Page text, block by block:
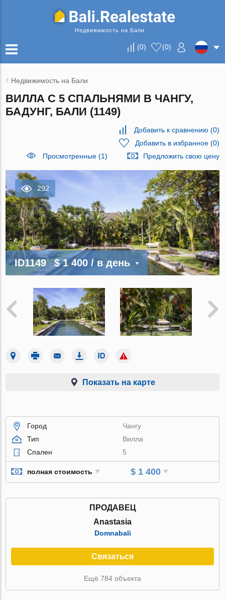
Недвижимость на Бали
(0) (0)
Недвижимость на Бали
ВИЛЛА С 5 СПАЛЬНЯМИ В ЧАНГУ,
БАДУНГ, БАЛИ (1149)
Добавить к сравнению (0)
Добавить в избранное(0)
Просмотренные (1)
Предложить свою цену
292
ID1149 $ 1 400/ в день
Показать на карте
Город
Чангу
Тип
Вилла
Спален
5
полная стоимость $ 1 400
ПРОДАВЕЦ
Anastasia
Domnabali
Связаться
Ещё 784 объекта